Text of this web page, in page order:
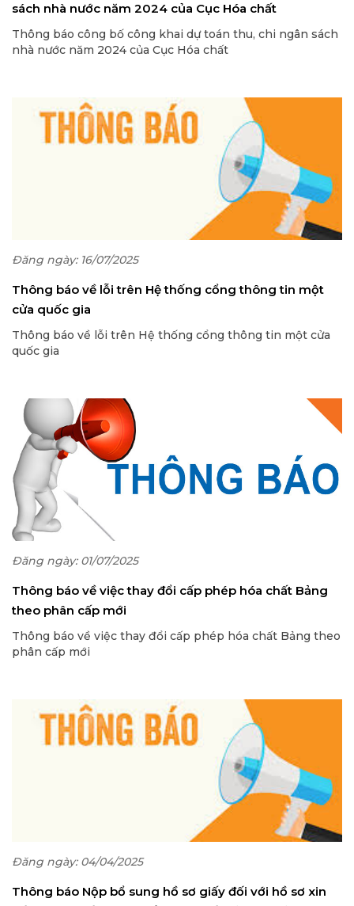
sách nhà nước năm 2024 của Cục Hóa chất
Thông báo công bố công khai dự toán thu, chi ngân sách
nhà nước năm 2024 của Cục Hóa chất
Đăng ngày: 16/07/2025
Thông báo về lỗi trên Hệ thống cổng thông tin một
cửa quốc gia
Thông báo về lỗi trên Hệ thống cổng thông tin một cửa
quốc gia
Đăng ngày: 01/07/2025
Thông báo về việc thay đổi cấp phép hóa chất Bảng
theo phân cấp mới
Thông báo về việc thay đổi cấp phép hóa chất Bảng theo
phân cấp mới
Đăng ngày: 04/04/2025
Thông báo Nộp bổ sung hồ sơ giấy đối với hồ sơ xin